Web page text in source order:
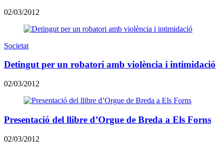
02/03/2012
Societat
Detingut per un robatori amb violència i intimidació
02/03/2012
Presentació del llibre d’Orgue de Breda a Els Forns
02/03/2012